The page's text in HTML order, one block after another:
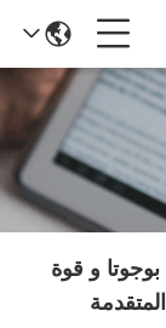
و قوة